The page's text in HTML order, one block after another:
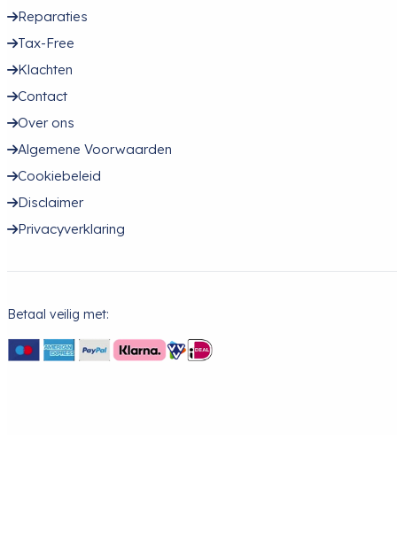
Reparaties
Tax-Free
Klachten
Contact
Over ons
Algemene Voorwaarden
Cookiebeleid
Disclaimer
Privacyverklaring
Betaal veilig met: